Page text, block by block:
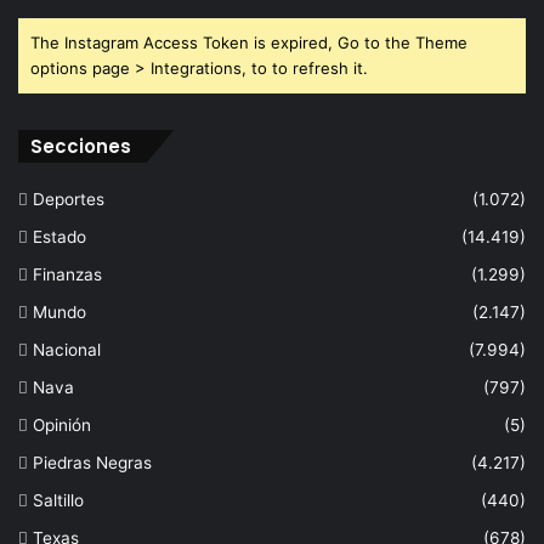
The Instagram Access Token is expired, Go to the Theme
options page > Integrations, to to refresh it.
Secciones
Deportes
(1.072)
Estado
(14.419)
Finanzas
(1.299)
Mundo
(2.147)
Nacional
(7.994)
Nava
(797)
Opinión
(5)
Piedras Negras
(4.217)
Saltillo
(440)
Texas
(678)